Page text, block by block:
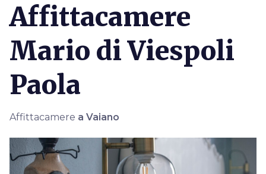
Affittacamere
Mario di Viespoli
Paola
Affittacamere a Vaiano